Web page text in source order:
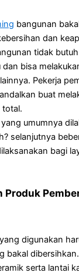
bangunan
dan
tidak
bisa
Pekerja
buat
total.
umumnya
selanjutnya
bagi
Produk
digunakan
bakal
serta lantai